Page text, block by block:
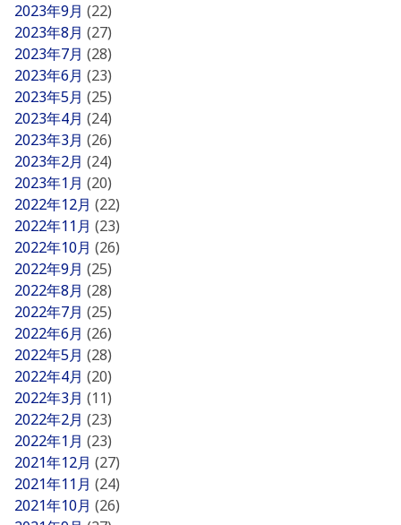
2023年9月 (22)
2023年8月 (27)
2023年7月 (28)
2023年6月 (23)
2023年5月 (25)
2023年4月 (24)
2023年3月 (26)
2023年2月 (24)
2023年1月 (20)
2022年12月 (22)
2022年11月 (23)
2022年10月 (26)
2022年9月 (25)
2022年8月 (28)
2022年7月 (25)
2022年6月 (26)
2022年5月 (28)
2022年4月 (20)
2022年3月 (11)
2022年2月 (23)
2022年1月 (23)
2021年12月 (27)
2021年11月 (24)
2021年10月 (26)